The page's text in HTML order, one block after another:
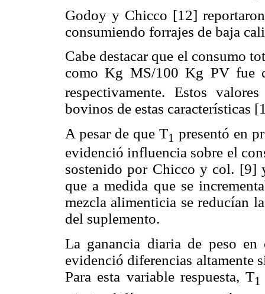
Godoy y Chicco [12]
consumiendo forrajes de baja
Cabe destacar que el consumo
como Kg MS/100 Kg PV fue
respectivamente. Estos
bovinos de estas características
A pesar de que T1 presentó en
evidenció influencia sobre el
sostenido por Chicco y col. [9]
que a medida que se
mezcla alimenticia se reducían
del suplemento.
La ganancia diaria de peso
evidenció diferencias altamente
Para esta variable respuesta, T1